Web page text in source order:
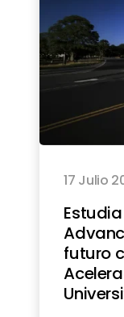
17 Julio
futuro